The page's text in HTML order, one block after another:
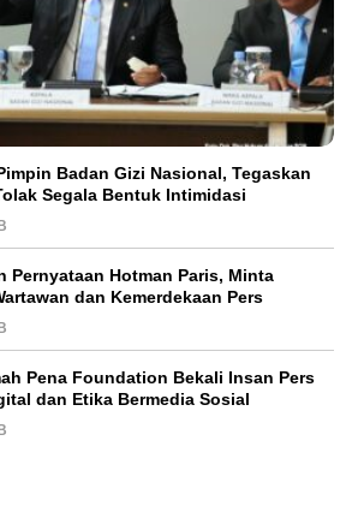
Badan Gizi Nasional, Tegaskan
Segala Bentuk Intimidasi
Pernyataan Hotman Paris, Minta
dan Kemerdekaan Pers
Pena Foundation Bekali Insan Pers
dan Etika Bermedia Sosial